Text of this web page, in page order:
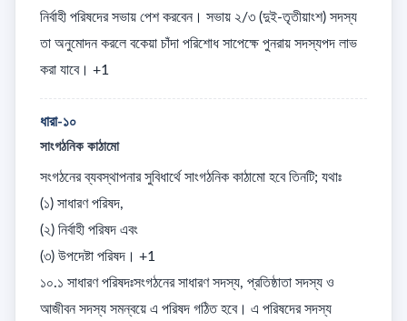
নির্বাহী পরিষদের সভায় পেশ করবেন। সভায় ২/৩ (দুই-তৃতীয়াংশ) সদস্য
তা অনুমোদন করলে বকেয়া চাঁদা পরিশোধ সাপেক্ষে পুনরায় সদস্যপদ লাভ
করা যাবে। +1
ধারা-১০
সাংগঠনিক কাঠামো
সংগঠনের ব্যবস্থাপনার সুবিধার্থে সাংগঠনিক কাঠামো হবে তিনটি; যথাঃ
(১) সাধারণ পরিষদ,
(২) নির্বাহী পরিষদ এবং
(৩) উপদেষ্টা পরিষদ। +1
১০.১ সাধারণ পরিষদঃসংগঠনের সাধারণ সদস্য, প্রতিষ্ঠাতা সদস্য ও
আজীবন সদস্য সমন্বয়ে এ পরিষদ গঠিত হবে। এ পরিষদের সদস্য